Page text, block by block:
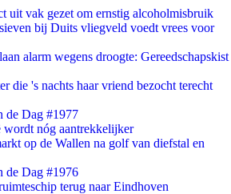
uit vak gezet om ernstig alcoholmisbruik
bij Duits vliegveld voedt vrees voor
alarm wegens droogte: Gereedschapskist
die 's nachts haar vriend bezocht terecht
de Dag #1977
wordt nóg aantrekkelijker
op de Wallen na golf van diefstal en
de Dag #1976
terug naar Eindhoven